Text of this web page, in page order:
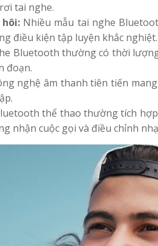
tai nghe.
Nhiều mẫu tai nghe
điều kiện tập luyện khắc nghiệt.
Bluetooth thường có thời
đoạn.
nghệ âm thanh tiên tiến
thể thao thường tích
nhận cuộc gọi và điều chỉnh